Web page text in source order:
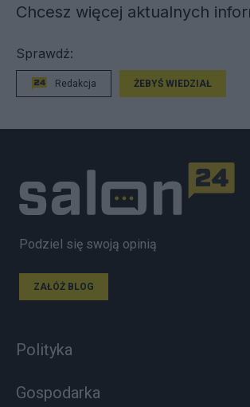
Chcesz więcej aktualnych
Sprawdź:
Redakcja ŻEBYŚ WIEDZIAŁ
Podziel się swoją opinią
ZAŁÓŻ BLOG
Polityka
Gospodarka